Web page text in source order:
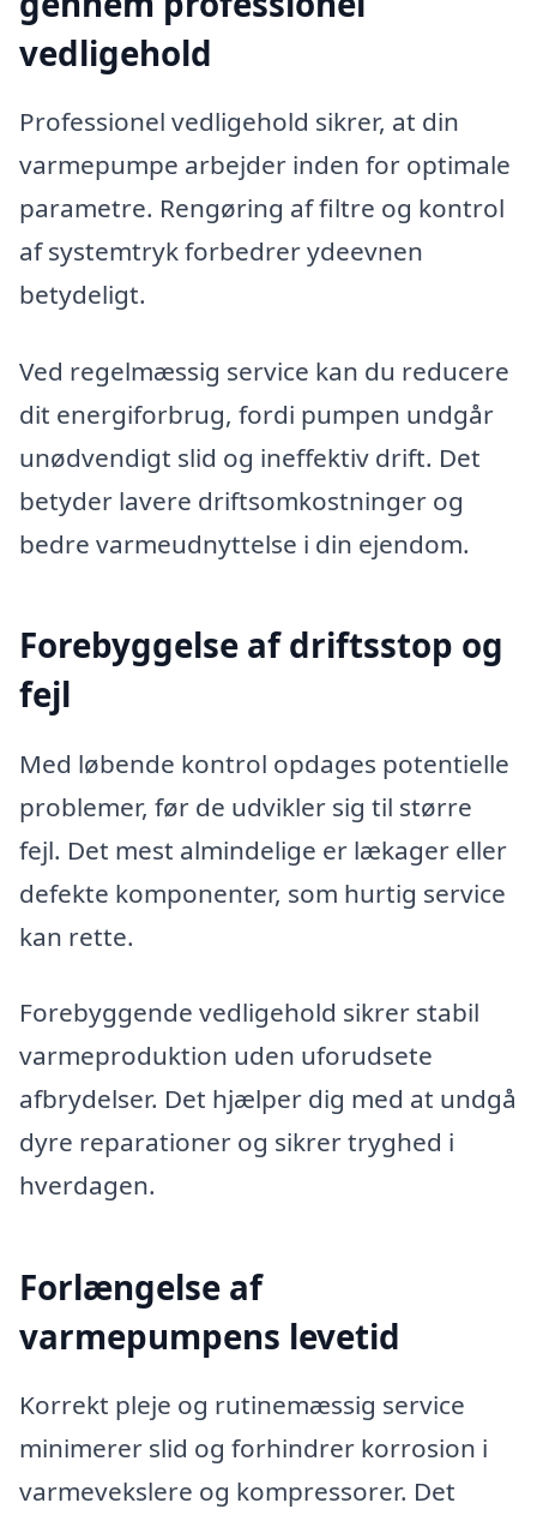
vedligehold
Professionel vedligehold sikrer, at din
varmepumpe arbejder inden for optimale
parametre. Rengøring af filtre og kontrol
af systemtryk forbedrer ydeevnen
betydeligt.
Ved regelmæssig service kan du reducere
dit energiforbrug, fordi pumpen undgår
unødvendigt slid og ineffektiv drift. Det
betyder lavere driftsomkostninger og
bedre varmeudnyttelse i din ejendom.
Forebyggelse af driftsstop og
fejl
Med løbende kontrol opdages potentielle
problemer, før de udvikler sig til større
fejl. Det mest almindelige er lækager eller
defekte komponenter, som hurtig service
kan rette.
Forebyggende vedligehold sikrer stabil
varmeproduktion uden uforudsete
afbrydelser. Det hjælper dig med at undgå
dyre reparationer og sikrer tryghed i
hverdagen.
Forlængelse af
varmepumpens levetid
Korrekt pleje og rutinemæssig service
minimerer slid og forhindrer korrosion i
varmevekslere og kompressorer. Det